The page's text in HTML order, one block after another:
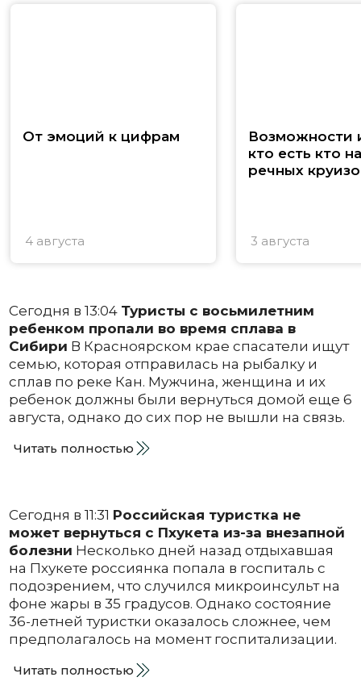
От эмоций к цифрам
4 августа
Возможности
кто есть кто
речных
3 августа
Сегодня в 13:04 Туристы с восьмилетним
ребенком пропали во время сплава в
Сибири В Красноярском крае спасатели ищут
семью, которая отправилась на рыбалку и
сплав по реке Кан. Мужчина, женщина и их
ребенок должны были вернуться домой еще 6
августа, однако до сих пор не вышли на связь.
Читать полностью
Сегодня в 11:31 Российская туристка не
может вернуться с Пхукета из-за внезапной
болезни Несколько дней назад отдыхавшая
на Пхукете россиянка попала в госпиталь с
подозрением, что случился микроинсульт на
фоне жары в 35 градусов. Однако состояние
36-летней туристки оказалось сложнее, чем
предполагалось на момент госпитализации.
Читать полностью